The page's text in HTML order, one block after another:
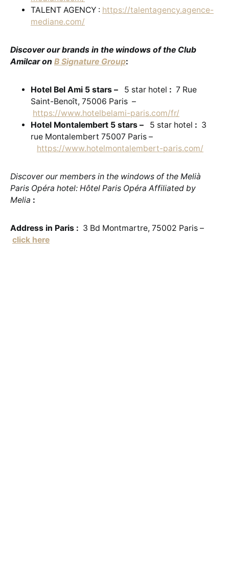
TALENT AGENCY : https://talentagency.agence-
mediane.com/
Discover our brands in the windows of the Club
Amilcar on B Signature Group:
Hotel Bel Ami 5 stars – 5 star hotel : 7 Rue
Saint-Benoît, 75006 Paris –
https://www.hotelbelami-paris.com/fr/
Hotel Montalembert 5 stars –
5 star hotel : 3
rue Montalembert 75007 Paris –
https://www.hotelmontalembert-paris.com/
Discover our members in the windows of the Melià
Paris Opéra hotel: Hôtel Paris Opéra Affiliated by
Melia :
Address in Paris : 3 Bd Montmartre, 75002 Paris –
click here